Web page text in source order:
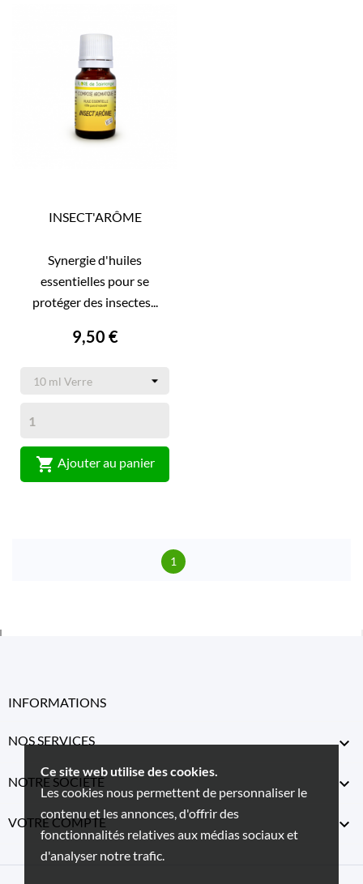
Ce site web utilise des cookies.
Les cookies nous permettent de personnaliser le
contenu et les annonces, d'offrir des
fonctionnalités relatives aux médias sociaux et
d'analyser notre trafic.
INSECT'ARÔME
Synergie d'huiles
essentielles pour se
protéger des insectes...
9,50 €
 Ajouter au panier
1
INFORMATIONS
NOS SERVICES 
NOTRE SOCIÉTÉ 
VOTRE COMPTE 